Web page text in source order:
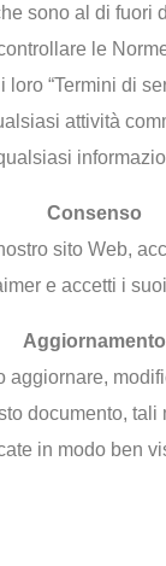
sono al di fuori
le
loro “Termini di
attività
Consenso
sito Web,
e accetti i
Aggiornamento
aggiornare,
documento, tali
in modo ben